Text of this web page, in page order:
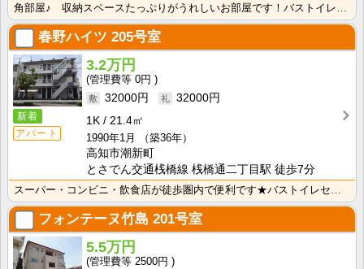
角部屋♪ 収納スペースたっぷりがうれしいお部屋です！バストイレセパレート！さらに独立洗面台もついてい･･･
春野ハイツ 205号室
新着
アパート
3.2万円
0円
32000円
32000円
1K
21.4㎡
1990年1月
（築36年）
高知市潮新町
とさでん交通桟橋線 桟橋通二丁目駅 徒歩7分
スーパー・コンビニ・飲食店が徒歩圏内で便利です★バストイレセパレートで快適☆ 押入れがあるので収納も･･･
フォンテーヌ竹島 201号室
5.5万円
2500円